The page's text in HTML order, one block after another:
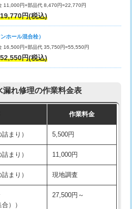
VP・HI）使
グ鋼管・銅
ｍまで)
44,000円
ｍ超え)
め戻し作
11,000円~
3ｍまで） 55,000円
工事/3ｍ超
+11,000円
戻し作業）
理・清掃・修
ど（重作業）
33,000円
トラップ
22,000円+材料費
11,000円+部品代 8,470円=22,770円
円(税込)
ホール混合栓）
16,500円+部品代 35,750円=55,550円
円(税込)
漏れ修理の作業料金表
作業料金
まり） 5,500円
まり） 11,000円
まり） 現地調査
））
27,500円～